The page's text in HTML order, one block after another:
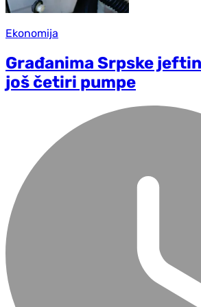
Ekonomija
Građanima Srpske
još četiri pumpe